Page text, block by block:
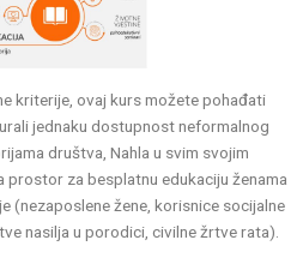
kriterije, ovaj kurs možete pohađati
jednaku dostupnost neformalnog
društva, Nahla u svim svojim
za besplatnu edukaciju ženama
(nezaposlene žene, korisnice socijalne
nasilja u porodici, civilne žrtve rata).